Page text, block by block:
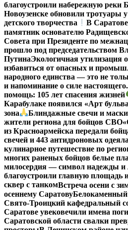
благоустроили набережную реки
Новоузенске обновили тротуары
детского творчества
В
памятник основателю
Совета при Президенте по
прошло под председательством
ПутинаЭкологичная утилизация
избавиться от опасных и
народного единства — это не
и напоминание о силе настоящего.
помощь: 105 лет спасения жизней
Карабулаке появился «Арт
зона
Блиндажные свечи и
жители региона для бойцов СВО
из Красноармейска передали
свечей и 443 антидроновых одеяла
кулинарное путешествие по
многих раненых бойцов белые
милосердия — символ надежды и
благоустроили главную площадь
сквер с танкомВстреча осени с
осеннему Саратову
Свято-Троицкий кафедральный
Саратове увековечили имена
Саратовской области свалки